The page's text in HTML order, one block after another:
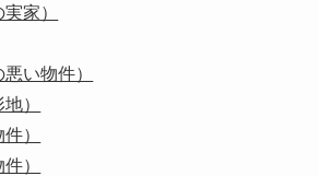
家）
い物件）
）
）
）